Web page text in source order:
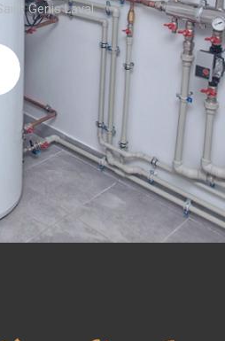
Genis Laval